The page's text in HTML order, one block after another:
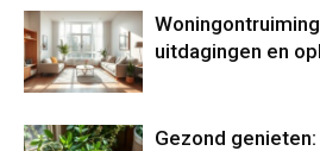
uitdagingen en
Gezond